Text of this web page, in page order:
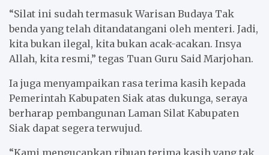
“Silat ini sudah termasuk Warisan Budaya Tak
benda yang telah ditandatangani oleh menteri. Jadi,
kita bukan ilegal, kita bukan acak-acakan. Insya
Allah, kita resmi,” tegas Tuan Guru Said Marjohan.
Ia juga menyampaikan rasa terima kasih kepada
Pemerintah Kabupaten Siak atas dukunga, seraya
berharap pembangunan Laman Silat Kabupaten
Siak dapat segera terwujud.